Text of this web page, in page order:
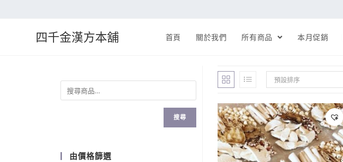
四千金漢方本舖 首頁 關於我們 所有商品 本月促銷
預設排序
搜尋
由價格篩選